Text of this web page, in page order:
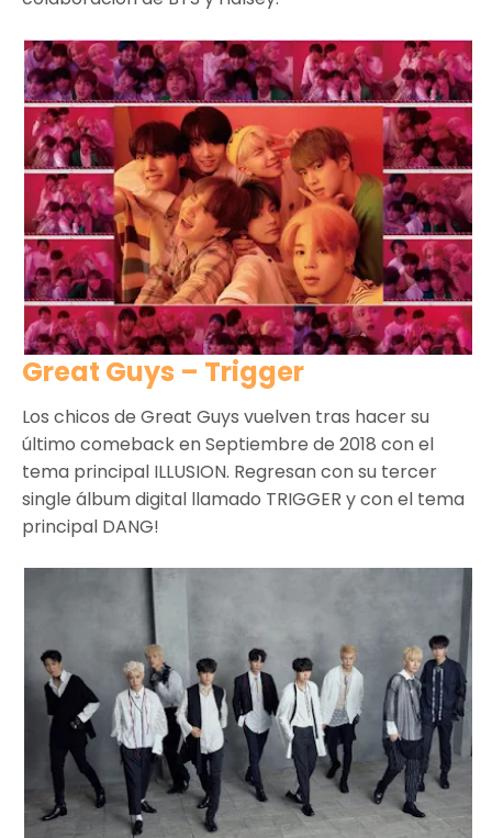
Great Guys – Trigger
Los chicos de Great Guys vuelven tras hacer su
último comeback en Septiembre de 2018 con el
tema principal ILLUSION. Regresan con su tercer
single álbum digital llamado TRIGGER y con el tema
principal DANG!